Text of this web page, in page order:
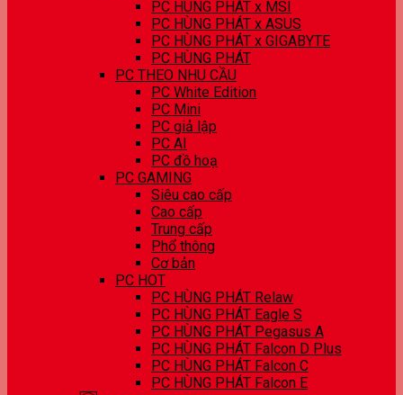
PC HÙNG PHÁT x MSI
PC HÙNG PHÁT x ASUS
PC HÙNG PHÁT x GIGABYTE
PC HÙNG PHÁT
PC THEO NHU CẦU
PC White Edition
PC Mini
PC giả lập
PC AI
PC đồ hoạ
PC GAMING
Siêu cao cấp
Cao cấp
Trung cấp
Phổ thông
Cơ bản
PC HOT
PC HÙNG PHÁT Relaw
PC HÙNG PHÁT Eagle S
PC HÙNG PHÁT Pegasus A
PC HÙNG PHÁT Falcon D Plus
PC HÙNG PHÁT Falcon C
PC HÙNG PHÁT Falcon E